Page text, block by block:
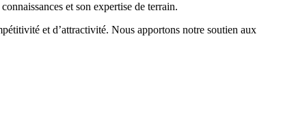
et son expertise de terrain.
et d’attractivité. Nous apportons notre soutien aux